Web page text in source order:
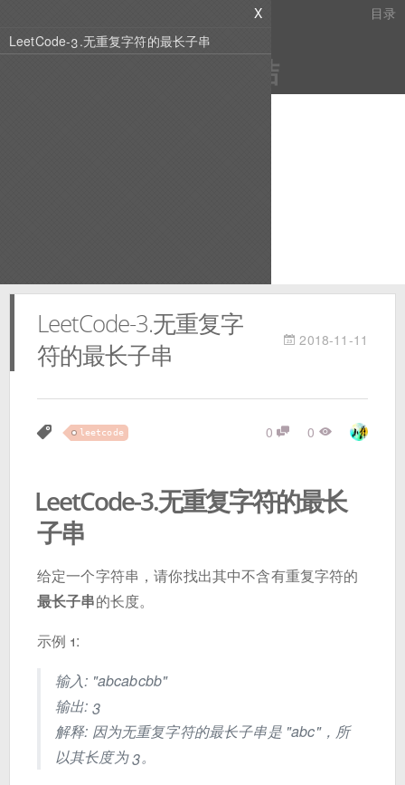
目录
工作经验总结
X
LeetCode-3.无重复字符的最长子串
LeetCode-3.无重复字
符的最长子串
2018-11-11
leetcode 0 0
LeetCode-3.无重复字符的最长
子串
给定一个字符串，请你找出其中不含有重复字符的
最长子串的长度。
示例 1:
输入: "abcabcbb"
输出: 3
解释: 因为无重复字符的最长子串是 "abc"，所
以其长度为 3。